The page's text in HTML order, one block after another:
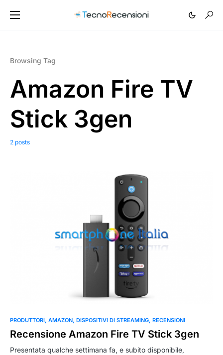
Browsing Tag
Amazon Fire TV
Stick 3gen
2 posts
0
PRODUTTORI AMAZON DISPOSITIVI DI STREAMING RECENSIONI
Recensione Amazon Fire TV Stick 3gen
Presentata qualche settimana fa, e subito disponibile,